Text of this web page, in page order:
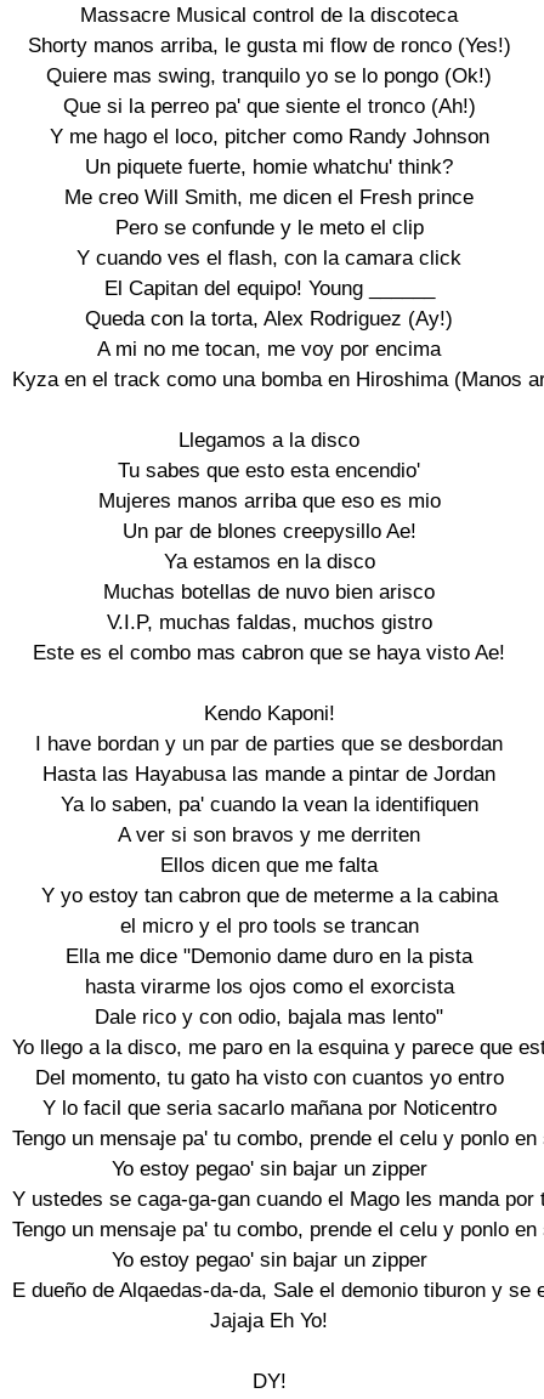
Massacre Musical control de la discoteca
Shorty manos arriba, le gusta mi flow de ronco (Yes!)
Quiere mas swing, tranquilo yo se lo pongo (Ok!)
Que si la perreo pa' que siente el tronco (Ah!)
Y me hago el loco, pitcher como Randy Johnson
Un piquete fuerte, homie whatchu' think?
Me creo Will Smith, me dicen el Fresh prince
Pero se confunde y le meto el clip
Y cuando ves el flash, con la camara click
El Capitan del equipo! Young ______
Queda con la torta, Alex Rodriguez (Ay!)
A mi no me tocan, me voy por encima
Kyza en el track como una bomba en Hiroshima (Manos
Llegamos a la disco
Tu sabes que esto esta encendio'
Mujeres manos arriba que eso es mio
Un par de blones creepysillo Ae!
Ya estamos en la disco
Muchas botellas de nuvo bien arisco
V.I.P, muchas faldas, muchos gistro
Este es el combo mas cabron que se haya visto Ae!
Kendo Kaponi!
I have bordan y un par de parties que se desbordan
Hasta las Hayabusa las mande a pintar de Jordan
Ya lo saben, pa' cuando la vean la identifiquen
A ver si son bravos y me derriten
Ellos dicen que me falta
Y yo estoy tan cabron que de meterme a la cabina
el micro y el pro tools se trancan
Ella me dice "Demonio dame duro en la pista
hasta virarme los ojos como el exorcista
Dale rico y con odio, bajala mas lento"
Yo llego a la disco, me paro en la esquina y parece que
Del momento, tu gato ha visto con cuantos yo entro
Y lo facil que seria sacarlo mañana por Noticentro
Tengo un mensaje pa' tu combo, prende el celu y ponlo en
Yo estoy pegao' sin bajar un zipper
Y ustedes se caga-ga-gan cuando el Mago les manda por
Tengo un mensaje pa' tu combo, prende el celu y ponlo en
Yo estoy pegao' sin bajar un zipper
E dueño de Alqaedas-da-da, Sale el demonio tiburon y se
Jajaja Eh Yo!
DY!